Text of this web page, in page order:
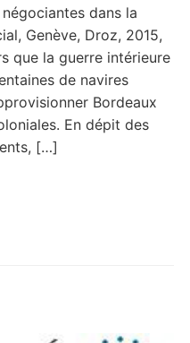
dans la
Genève, Droz, 2015,
que la guerre intérieure
de navires
Bordeaux
En dépit des
[…]